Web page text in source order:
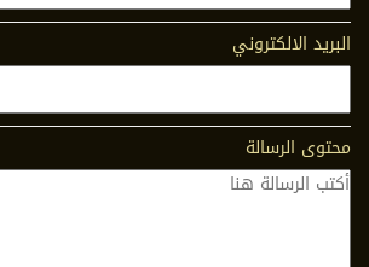
البريد الالكتروني
محتوى الرسالة